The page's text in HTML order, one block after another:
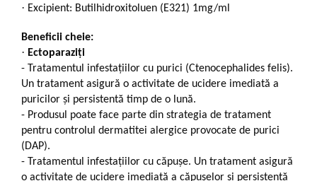
· Excipient: Butilhidroxitoluen (E321) 1mg/ml
Beneficii cheie:
· Ectoparaziţi
- Tratamentul infestaţiilor cu purici (Ctenocephalides felis).
Un tratament asigură o activitate de ucidere imediată a
puricilor și persistentă timp de o lună.
- Produsul poate face parte din strategia de tratament
pentru controlul dermatitei alergice provocate de purici
(DAP).
- Tratamentul infestaţiilor cu căpuşe. Un tratament asigură
o activitate de ucidere imediată a căpușelor și persistentă